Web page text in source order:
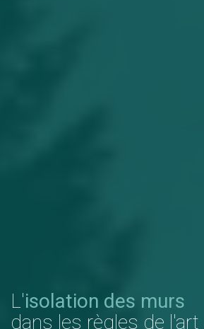
L'isolation des murs
dans les règles de l'art